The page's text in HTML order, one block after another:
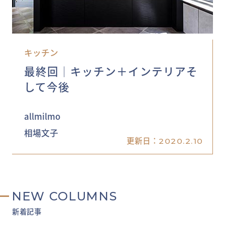
キッチン
最終回│キッチン＋インテリアそ
して今後
allmilmo
相場文子
更新日： 2020.2.10
NEW COLUMNS
新着記事